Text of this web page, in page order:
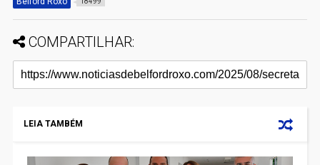
COMPARTILHAR:
LEIA TAMBÉM